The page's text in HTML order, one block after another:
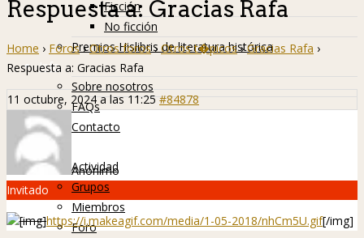
Ficción
No ficción
Premios Hislibris de literatura histórica
Info
Sobre nosotros
FAQs
Contacto
Hislibreños
Actividad
Grupos
Miembros
Foro
Respuesta a: Gracias Rafa
Home › Foros › Otros foros › Otros t�picos › Gracias Rafa ›
Respuesta a: Gracias Rafa
11 octubre, 2024 a las 11:25 #84878
Anónimo
Invitado
[img]https://i.makeagif.com/media/1-05-2018/nhCm5U.gif[/img]